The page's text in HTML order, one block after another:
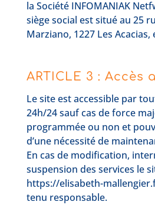
la Société INFOMANIAK
siège social est situé au 25
Marziano, 1227 Les Acacias,
ARTICLE 3 : Accès
Le site est accessible par
24h/24 sauf cas de force
programmée ou non et
d’une nécessité de
En cas de modification,
suspension des services le
https://elisabeth-
tenu responsable.